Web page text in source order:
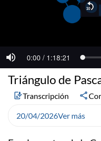
Triángulo de
Transcripción
20/04/2026Ver más